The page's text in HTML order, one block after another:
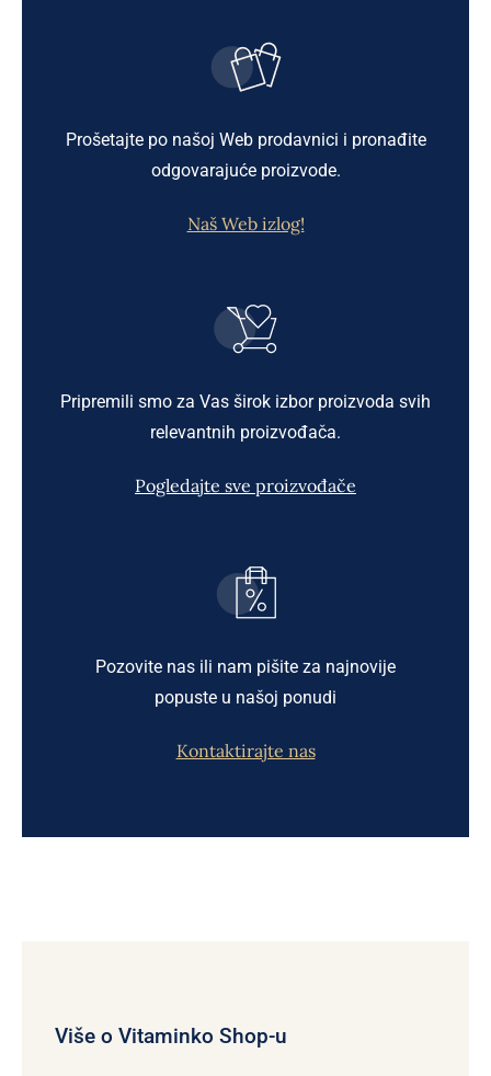
Prošetajte po našoj Web prodavnici i pronađite
odgovarajuće proizvode.
Naš Web izlog!
Pripremili smo za Vas širok izbor proizvoda svih
relevantnih proizvođača.
Pogledajte sve proizvođače
Pozovite nas ili nam pišite za najnovije
popuste u našoj ponudi
Kontaktirajte nas
Više o Vitaminko Shop-u